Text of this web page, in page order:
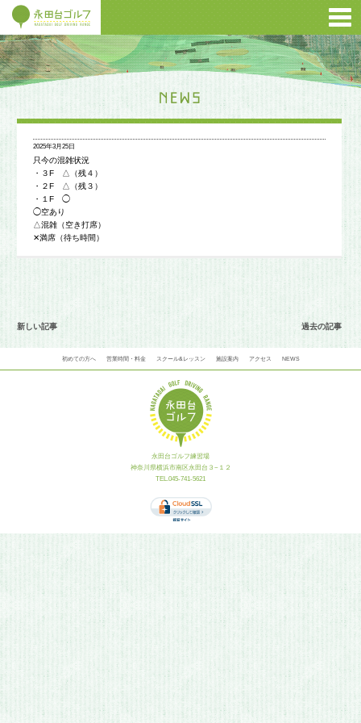
2025年3月25日
只今の混雑状況
・３F △（残４）
・２F △（残３）
・１F ◯
◯空あり
△混雑（空き打席）
✕満席（待ち時間）
新しい記事 過去の記事
初めての方へ 営業時間・料金 スクール&レッスン 施設案内 アクセス NEWS
永田台ゴルフ練習場
神奈川県横浜市南区永田台３−１２
TEL.045-741-5621